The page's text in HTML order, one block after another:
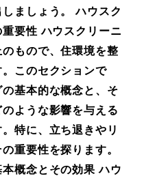
ましょう。 ハウスク
要性 ハウスクリーニ
もので、住環境を整
このセクションで
基本的な概念と、そ
ような影響を与える
特に、立ち退きやリ
重要性を探ります。
概念とその効果 ハウ